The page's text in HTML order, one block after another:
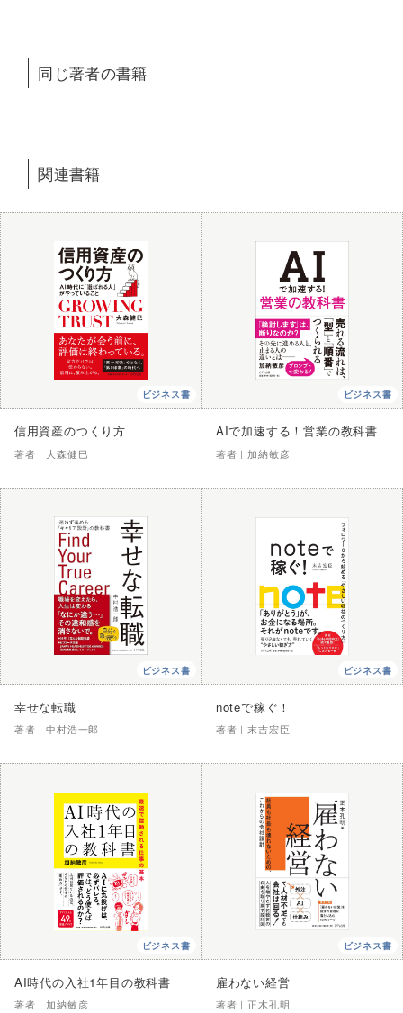
同じ著者の書籍
関連書籍
ビジネス書
信用資産のつくり方
著者｜大森健巳
ビジネス書
AIで加速する！営業の教科書
著者｜加納敏彦
ビジネス書
幸せな転職
著者｜中村浩一郎
ビジネス書
noteで稼ぐ！
著者｜末吉宏臣
ビジネス書
AI時代の入社1年目の教科書
著者｜加納敏彦
ビジネス書
雇わない経営
著者｜ 正木孔明